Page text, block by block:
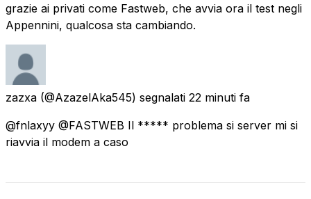
grazie ai privati come Fastweb, che avvia ora il test negli
Appennini, qualcosa sta cambiando.
zazxa (@AzazelAka545) segnalati 22 minuti fa
@fnlaxyy @FASTWEB Il ***** problema si server mi si
riavvia il modem a caso